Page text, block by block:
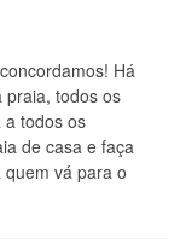
Há
praia, todos os
a todos os
de casa e faça
vá para o